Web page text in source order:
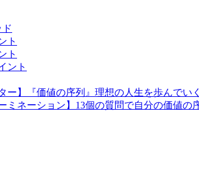
ト
ト
ント
ー】『価値の序列』理想の人生を歩んでい
ミネーション】13個の質問で自分の価値の